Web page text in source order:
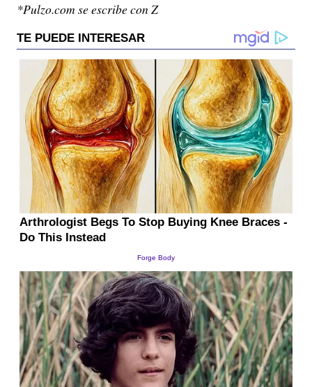
*Pulzo.com se escribe con Z